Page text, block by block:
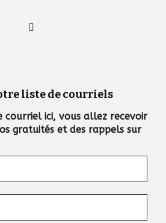
liste de courriels
courriel ici, vous allez recevoir
gratuités et des rappels sur